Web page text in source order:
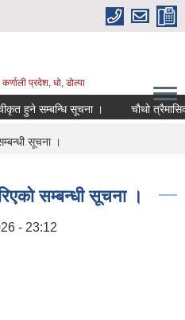
प्रदेश, धो, डोल्पा
सम्बन्धि सूचना । चौथो त्रैमासिक
सूचना ।
सम्बन्धी सूचना ।
- 23:12